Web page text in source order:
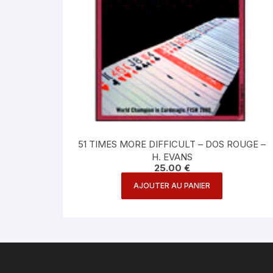
51 TIMES MORE DIFFICULT – DOS ROUGE –
H. EVANS
25.00 €
AJOUTER AU PANIER